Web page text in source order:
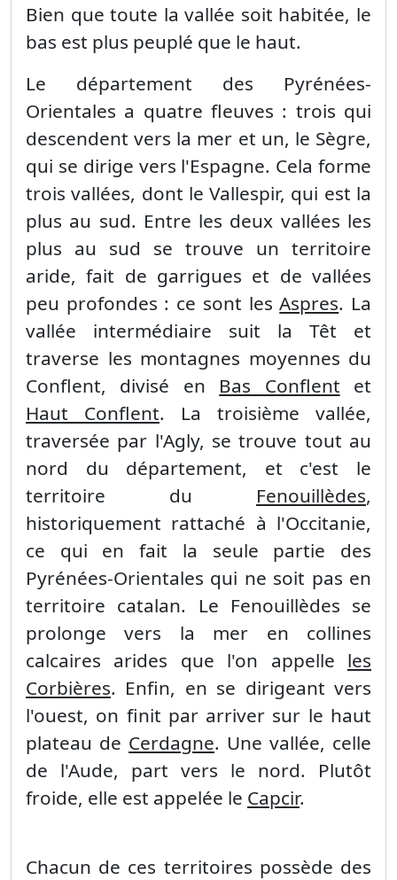
Bien que toute la vallée soit habitée, le
bas est plus peuplé que le haut.
Le département des Pyrénées-
Orientales a quatre fleuves : trois qui
descendent vers la mer et un, le Sègre,
qui se dirige vers l'Espagne. Cela forme
trois vallées, dont le Vallespir, qui est la
plus au sud. Entre les deux vallées les
plus au sud se trouve un territoire
aride, fait de garrigues et de vallées
peu profondes : ce sont lesAspres. La
vallée intermédiaire suit la Têt et
traverse les montagnes moyennes du
Conflent, divisé en Bas Conflent et
Haut Conflent. La troisième vallée,
traversée par l'Agly, se trouve tout au
nord du département, et c'est le
territoire du Fenouillèdes,
historiquement rattaché à l'Occitanie,
ce qui en fait la seule partie des
Pyrénées-Orientales qui ne soit pas en
territoire catalan. Le Fenouillèdes se
prolonge vers la mer en collines
calcaires arides que l'on appelle les
Corbières. Enfin, en se dirigeant vers
l'ouest, on finit par arriver sur le haut
plateau de Cerdagne. Une vallée, celle
de l'Aude, part vers le nord. Plutôt
froide, elle est appelée le Capcir.
Chacun de ces territoires possède des